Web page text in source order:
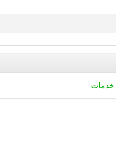
خدمات